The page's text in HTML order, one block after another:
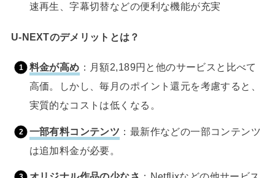
速再生、字幕切替などの便利な機能が充実
U-NEXTのデメリットとは？
料金が高め ：月額2,189円と他のサービスと比べて
高価。しかし、毎月のポイント還元を考慮すると、
実質的なコストは低くなる。
一部有料コンテンツ ：最新作などの一部コンテンツ
は追加料金が必要。